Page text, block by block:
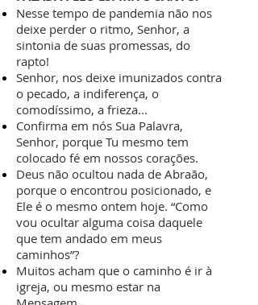
Nesse tempo de pandemia não nos
deixe perder o ritmo, Senhor, a
sintonia de suas promessas, do
rapto!
Senhor, nos deixe imunizados contra
o pecado, a indiferença, o
comodíssimo, a frieza...
Confirma em nós Sua Palavra,
Senhor, porque Tu mesmo tem
colocado fé em nossos corações.
Deus não ocultou nada de Abraão,
porque o encontrou posicionado, e
Ele é o mesmo ontem hoje. “Como
vou ocultar alguma coisa daquele
que tem andado em meus
caminhos”?
Muitos acham que o caminho é ir à
igreja, ou mesmo estar na